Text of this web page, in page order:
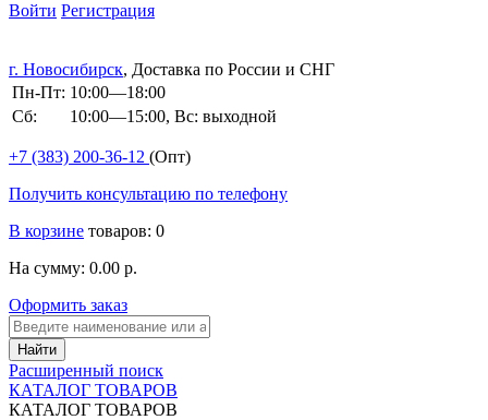
Войти Регистрация
г. Новосибирск, Доставка по России и СНГ
Пн-Пт: 10:00—18:00
Сб:
10:00—15:00, Вс: выходной
+7 (383) 200-36-12 (Опт)
Получить консультацию по телефону
В корзине товаров: 0
На сумму: 0.00 р.
Оформить заказ
Расширенный поиск
КАТАЛОГ ТОВАРОВ
КАТАЛОГ ТОВАРОВ